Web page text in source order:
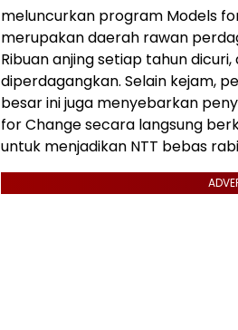
meluncurkan program Models
merupakan daerah rawan
Ribuan anjing setiap tahun
diperdagangkan. Selain kejam,
besar ini juga menyebarkan
for Change secara langsung
untuk menjadikan NTT bebas